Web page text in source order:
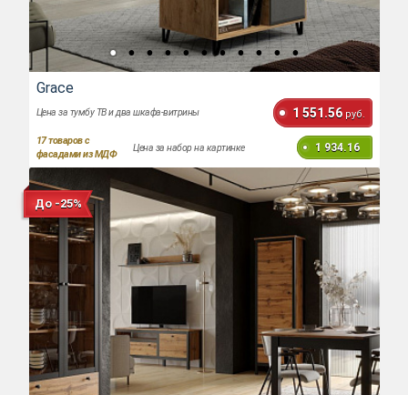
Grace
Цена за тумбу ТВ и два шкафа-витрины 1 551.56 руб.
17товаров с
фасадами из МДФ
Цена за набор на картинке 1 934.16
До -25%